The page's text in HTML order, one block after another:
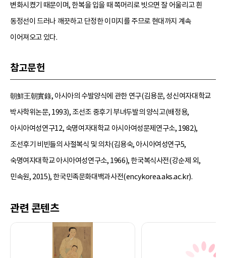
변화시켰기 때문이며, 한복을 입을 때 쪽머리로 빗으면 잘 어울리고 흰
동정선이 드러나 깨끗하고 단정한 이미지를 주므로 현대까지 계속
이어져오고 있다.
참고문헌
朝鮮王朝實錄, 아시아의 수발양식에 관한 연구(김용문, 성신여자대학교
박사학위논문, 1993), 조선조 중후기 부녀두발의 양식고(배정용,
아시아여성연구12, 숙명여자대학교 아시아여성문제연구소, 1982),
조선후기 비빈들의 사절복식 및 의차(김용숙, 아시아여성연구5,
숙명여자대학교 아시아여성연구소, 1966), 한국복식사전(강순제 외,
민속원, 2015), 한국민족문화대백과사전(encykorea.aks.ac.kr).
관련 콘텐츠